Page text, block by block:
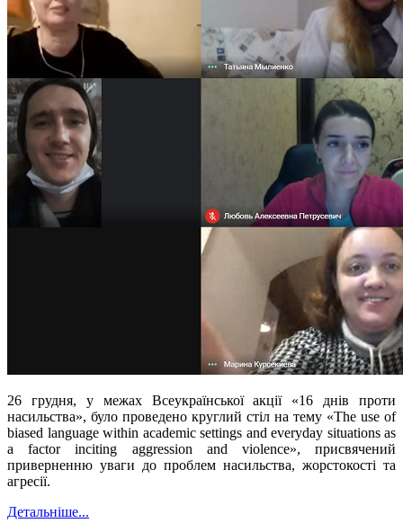
26 грудня, у межах Всеукраїнської акції «16 днів проти
насильства», було проведено круглий стіл на тему «The use of
biased language within academic settings and everyday situations as
a factor inciting aggression and violence», присвячений
приверненню уваги до проблем насильства, жорстокості та
агресії.
Детальніше...